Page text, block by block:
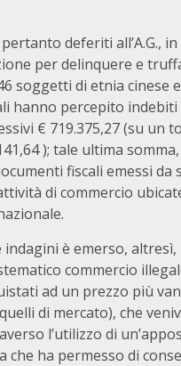
deferiti all’A.G.,
per delinquere e
soggetti di etnia cinese
hanno percepito indebiti
€ 719.375,27 (su un
); tale ultima
fiscali emessi da
di commercio
indagini è emerso, altresì,
commercio
ad un prezzo più
di mercato), che
l’utilizzo di
che ha permesso di